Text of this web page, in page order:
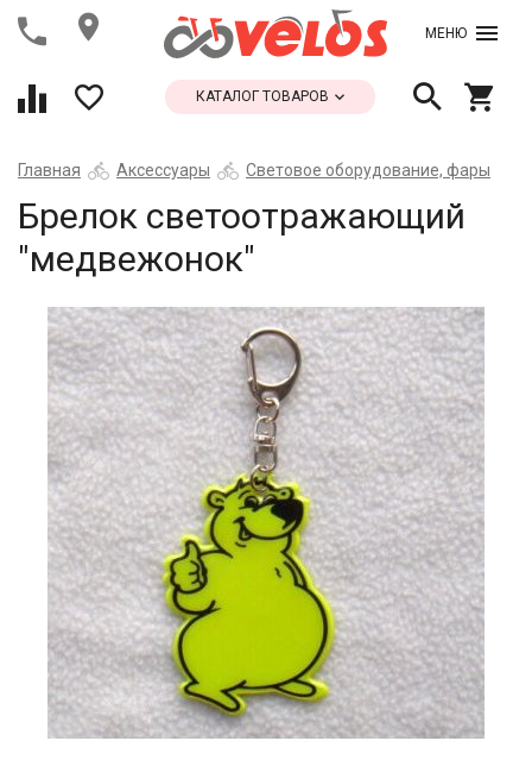
МЕНЮ
КАТАЛОГ ТОВАРОВ
Главная Аксессуары Световое оборудование, фары
Брелок светоотражающий
"медвежонок"